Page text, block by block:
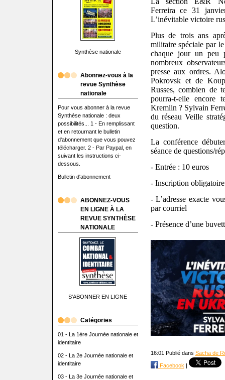
Synthèse nationale
Abonnez-vous à la
revue Synthèse
nationale
Pour vous abonner à la revue
Synthèse nationale : deux
possibilités... 1 - En remplissant
et en retournant le bulletin
d'abonnement que vous pouvez
télécharger. 2 - Par Paypal, en
suivant les instructions ci-
dessous.
Bulletin d'abonnement
ABONNEZ-VOUS
EN LIGNE À LA
REVUE SYNTHÈSE
NATIONALE
S'ABONNER EN LIGNE
Catégories
01 - La 1ère Journée nationale et
identitaire
02 - La 2e Journée nationale et
identitaire
03 - La 3e Journée nationale et
Ferreira ce 31
L’inévitable victoire
Plus de trois ans
militaire spéciale par
chaque jour un peu
nombreux
presse aux ordres.
Pokrovsk et de
Russes, combien de
pourra-t-elle encore
Kremlin ? Sylvain
du réseau Veille
question.
La conférence
séance de questions/
- Entrée : 10 euros
- Inscription
- L’adresse exacte
par courriel
- Présence d’une
16:01 Publié dans Sacha de
Facebook|